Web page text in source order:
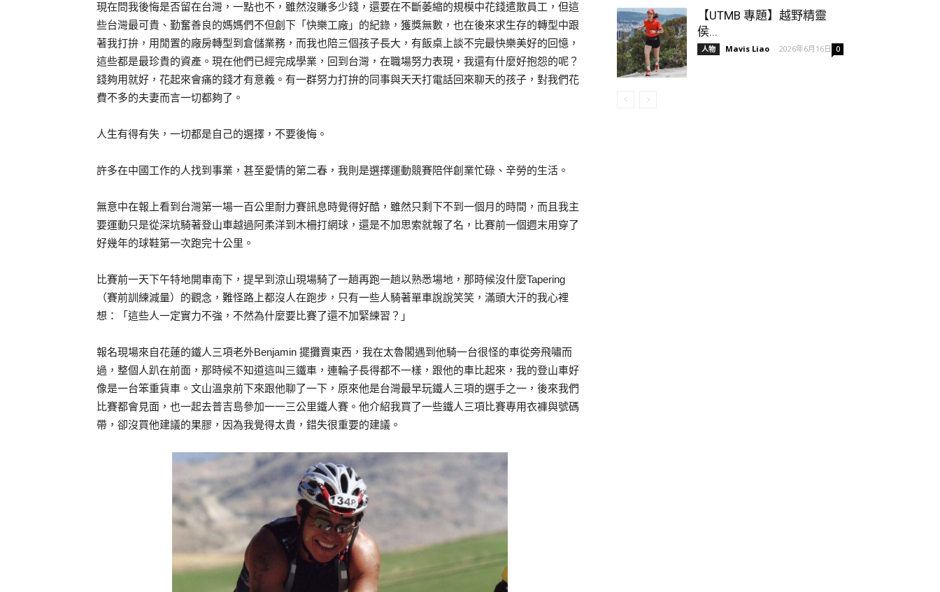
現在問我後悔是否留在台灣，一點也不，雖然沒賺多少錢，還要在不斷萎縮的規模中花錢遣散員工，但這
些台灣最可貴、勤奮善良的媽媽們不但創下「快樂工廠」的紀錄，獲獎無數，也在後來求生存的轉型中跟
著我打拚，用閒置的廠房轉型到倉儲業務，而我也陪三個孩子長大，有飯桌上談不完最快樂美好的回憶，
這些都是最珍貴的資產。現在他們已經完成學業，回到台灣，在職場努力表現，我還有什麼好抱怨的呢？
錢夠用就好，花起來會痛的錢才有意義。有一群努力打拚的同事與天天打電話回來聊天的孩子，對我們花
費不多的夫妻而言一切都夠了。
人生有得有失，一切都是自己的選擇，不要後悔。
許多在中國工作的人找到事業，甚至愛情的第二春，我則是選擇運動競賽陪伴創業忙碌、辛勞的生活。
無意中在報上看到台灣第一場一百公里耐力賽訊息時覺得好酷，雖然只剩下不到一個月的時間，而且我主
要運動只是從深坑騎著登山車越過阿柔洋到木柵打網球，還是不加思索就報了名，比賽前一個週末用穿了
好幾年的球鞋第一次跑完十公里。
比賽前一天下午特地開車南下，提早到涼山現場騎了一趟再跑一趟以熟悉場地，那時候沒什麼Tapering
（賽前訓練減量）的觀念，難怪路上都沒人在跑步，只有一些人騎著單車說說笑笑，滿頭大汗的我心裡
想：「這些人一定實力不強，不然為什麼要比賽了還不加緊練習？」
報名現場來自花蓮的鐵人三項老外Benjamin 擺攤賣東西，我在太魯閣遇到他騎一台很怪的車從旁飛嘯而
過，整個人趴在前面，那時候不知道這叫三鐵車，連輪子長得都不一樣，跟他的車比起來，我的登山車好
像是一台笨重貨車。文山溫泉前下來跟他聊了一下，原來他是台灣最早玩鐵人三項的選手之一，後來我們
比賽都會見面，也一起去普吉島參加一一三公里鐵人賽。他介紹我買了一些鐵人三項比賽專用衣褲與號碼
帶，卻沒買他建議的果膠，因為我覺得太貴，錯失很重要的建議。
【UTMB 專題】越野精靈
侯...
人物 Mavis Liao - 2026年6月16日 0